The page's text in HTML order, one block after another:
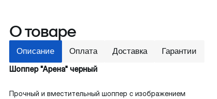
О товаре
Описание Оплата Доставка Гарантии
Шоппер "Арена" черный
Прочный и вместительный шоппер с изображением